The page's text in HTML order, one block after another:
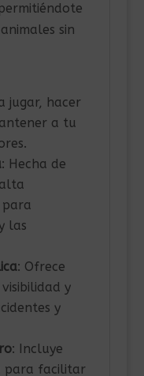
sin
jugar, hacer
a tu
: Hecha de
para
las
: Ofrece
y
y
: Incluye
para facilitar